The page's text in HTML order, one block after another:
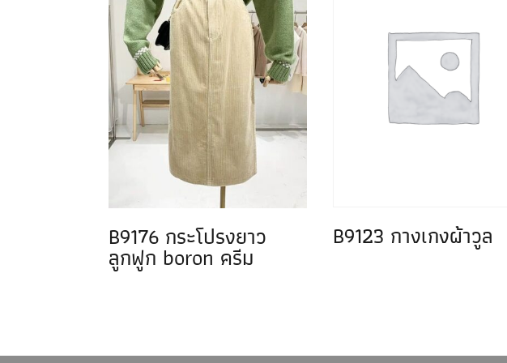
B9176 กระโปรงยาว
ลูกฟูก boron ครีม
B9123 กางเกงผ้าวูล